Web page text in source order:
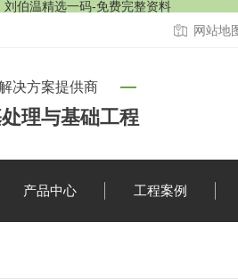
刘伯温精选一码-免费完整资料
网站地
决方案提供商
理与基础工程
产品中心 工程案例